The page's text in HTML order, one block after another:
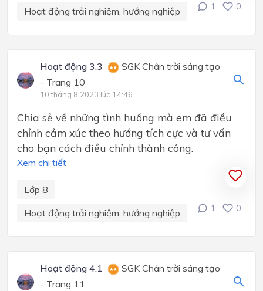
Hoạt động trải nghiệm, hướng nghiệp
1 0
Hoạt động 3.3
SGK Chân trời sáng tạo
- Trang 10
10 tháng 8 2023 lúc 14:46
Chia sẻ về những tình huống mà em đã điều
chỉnh cảm xúc theo hướng tích cực và tư vấn
cho bạn cách điều chỉnh thành công.
Xem chi tiết
Lớp 8
Hoạt động trải nghiệm, hướng nghiệp
1 0
Hoạt động 4.1
SGK Chân trời sáng tạo
- Trang 11